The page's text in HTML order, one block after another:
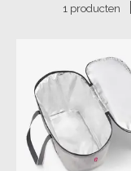
1 producten